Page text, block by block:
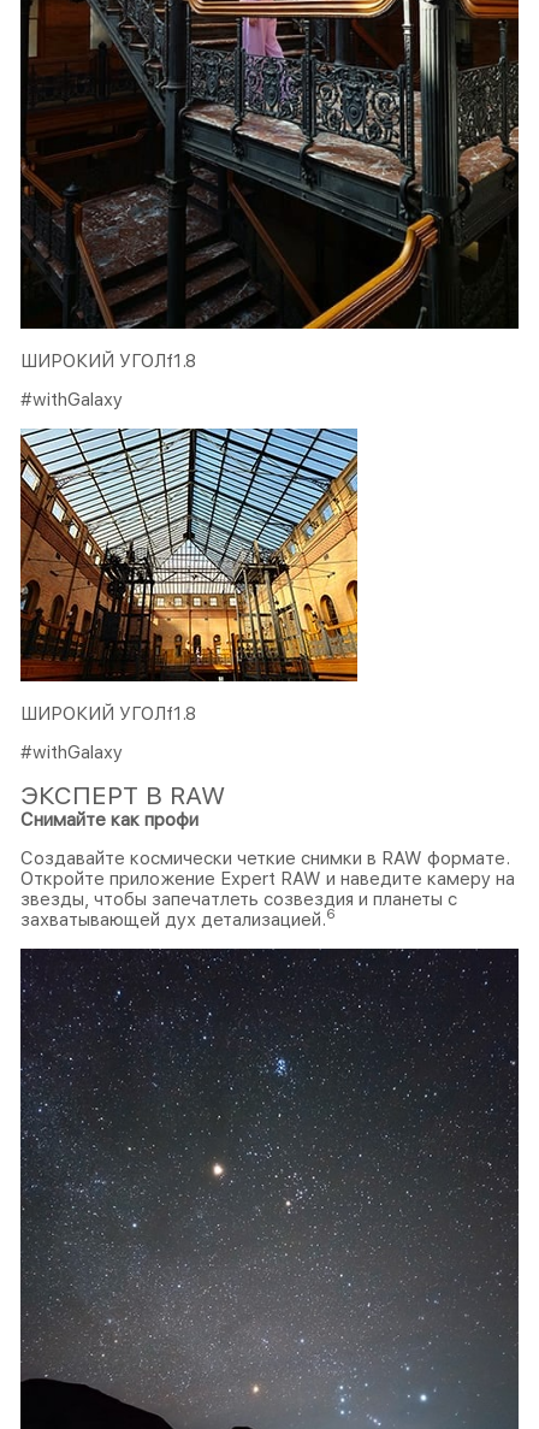
ШИРОКИЙ УГОЛf1.8
#withGalaxy
ШИРОКИЙ УГОЛf1.8
#withGalaxy
ЭКСПЕРТ В RAW
Снимайте как профи
Создавайте космически четкие снимки в RAW формате.
Откройте приложение Expert RAW и наведите камеру на
звезды, чтобы запечатлеть созвездия и планеты с
захватывающей дух детализацией.6